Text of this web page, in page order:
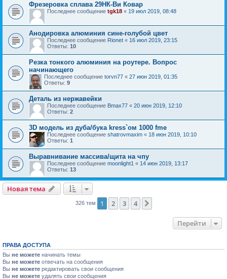
Фрезеровка сплава 29НК-Ви Ковар
Последнее сообщение tgk18 « 19 июл 2019, 08:48
Анодировка алюминия сине-голубой цвет
Последнее сообщение Rionet « 16 июл 2019, 23:15
Ответы: 10
Резка тонкого алюминия на роутере. Вопрос
начинающего
Последнее сообщение torvn77 « 27 июн 2019, 01:35
Ответы: 9
Деталь из нержавейки
Последнее сообщение Bmax77 « 20 июн 2019, 12:10
Ответы: 2
3D модель из дуба/бука kress`ом 1000 fme
Последнее сообщение shatrovmaxim « 18 июн 2019, 10:10
Ответы: 1
Выравнивание массива/щита на чпу
Последнее сообщение moonlight1 « 14 июн 2019, 13:17
Ответы: 13
Новая тема
326 тем 1 2 3 4
Перейти
ПРАВА ДОСТУПА
Вы не можете начинать темы
Вы не можете отвечать на сообщения
Вы не можете редактировать свои сообщения
Вы не можете удалять свои сообщения